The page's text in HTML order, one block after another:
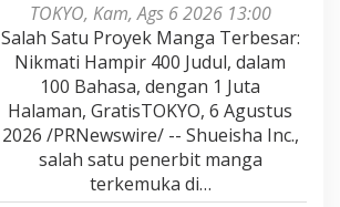
TOKYO, Kam, Ags 6 2026 13:00
Salah Satu Proyek Manga Terbesar:
Nikmati Hampir 400 Judul, dalam
100 Bahasa, dengan 1 Juta
Halaman, GratisTOKYO, 6 Agustus
2026 /PRNewswire/ -- Shueisha Inc.,
salah satu penerbit manga
terkemuka di…